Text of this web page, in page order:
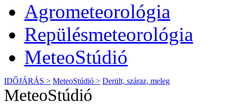
Agrometeorológia
Repülésmeteorológia
MeteoStúdió
IDŐJÁRÁS > MeteoStúdió > Derült, száraz, meleg
MeteoStúdió